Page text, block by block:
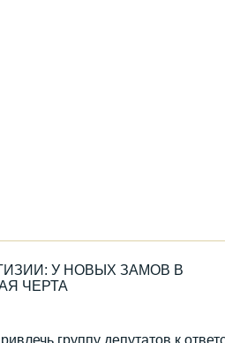
У НОВЫХ ЗАМОВ В
ЧЕРТА
группу депутатов к